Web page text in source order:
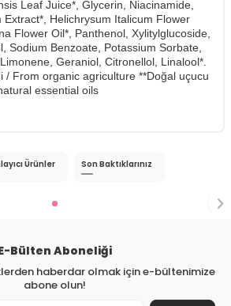
Leaf Juice*, Glycerin, Niacinamide,
Extract*, Helichrysum Italicum Flower
Flower Oil*, Panthenol, Xylitylglucoside,
Sodium Benzoate, Potassium Sorbate,
Geraniol, Citronellol, Linalool*.
/ From organic agriculture **Doğal uçucu
essential oils
Ürünler Son Baktıklarınız
Bülten Aboneliği
haberdar olmak için e-bültenimize
abone olun!